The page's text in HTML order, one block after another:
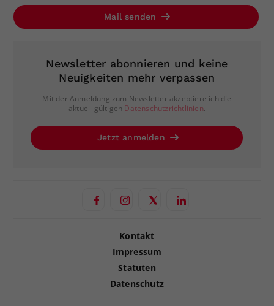
Mail senden
Newsletter abonnieren und keine
Neuigkeiten mehr verpassen
Mit der Anmeldung zum Newsletter akzeptiere ich die
aktuell gültigen Datenschutzrichtlinien.
Jetzt anmelden
Kontakt
Impressum
Statuten
Datenschutz